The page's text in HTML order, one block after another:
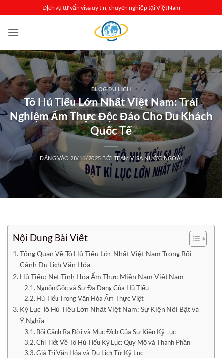
qua
nội
Dịch vụ tư vấn visa uy tín, chuyên nghiệp tại Việt Nam
BLOG DU LỊCH
Tô Hủ Tiếu Lớn Nhất Việt Nam: Trải
Nghiệm Ẩm Thực Độc Đáo Cho Du Khách
Quốc Tế
ĐĂNG VÀO 28/11/2025 BỞI TEAM VISA NƯỚC NGOÀI
Nội Dung Bài Viết
Tổng Quan Về Tô Hủ Tiếu Lớn Nhất Việt Nam Trong Bối
Cảnh Du Lịch Văn Hóa
Hủ Tiếu: Nét Tinh Hoa Ẩm Thực Miền Nam Việt Nam
Nguồn Gốc và Sự Đa Dạng Của Hủ Tiếu
Hủ Tiếu Trong Văn Hóa Ẩm Thực Việt
Kỷ Lục Tô Hủ Tiếu Lớn Nhất Việt Nam: Sự Kiện Nổi Bật và
Ý Nghĩa
Bối Cảnh Ra Đời và Mục Đích Của Sự Kiện Kỷ Lục
Chi Tiết Về Tô Hủ Tiếu Kỷ Lục: Quy Mô và Thành Phần
Giá Trị Văn Hóa và Du Lịch Từ Kỷ Lục